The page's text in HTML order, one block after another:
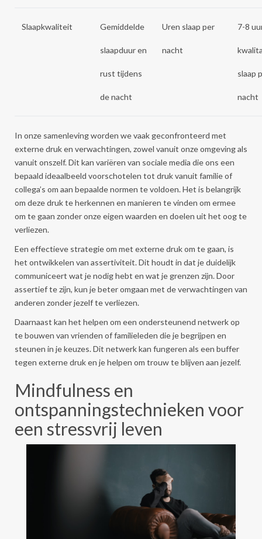
Slaapkwaliteit Gemiddelde
slaapduur en
rust tijdens
de nacht
Uren slaap per
nacht
7-8
slaap
nacht
In onze samenleving worden we vaak geconfronteerd met
externe druk en verwachtingen, zowel vanuit onze omgeving als
vanuit onszelf. Dit kan variëren van sociale media die ons een
bepaald ideaalbeeld voorschotelen tot druk vanuit familie of
collega’s om aan bepaalde normen te voldoen. Het is belangrijk
om deze druk te herkennen en manieren te vinden om ermee
om te gaan zonder onze eigen waarden en doelen uit het oog te
verliezen.
Een effectieve strategie om met externe druk om te gaan, is
het ontwikkelen van assertiviteit. Dit houdt in dat je duidelijk
communiceert wat je nodig hebt en wat je grenzen zijn. Door
assertief te zijn, kun je beter omgaan met de verwachtingen van
anderen zonder jezelf te verliezen.
Daarnaast kan het helpen om een ondersteunend netwerk op
te bouwen van vrienden of familieleden die je begrijpen en
steunen in je keuzes. Dit netwerk kan fungeren als een buffer
tegen externe druk en je helpen om trouw te blijven aan jezelf.
Mindfulness en
ontspanningstechnieken voor
een stressvrij leven